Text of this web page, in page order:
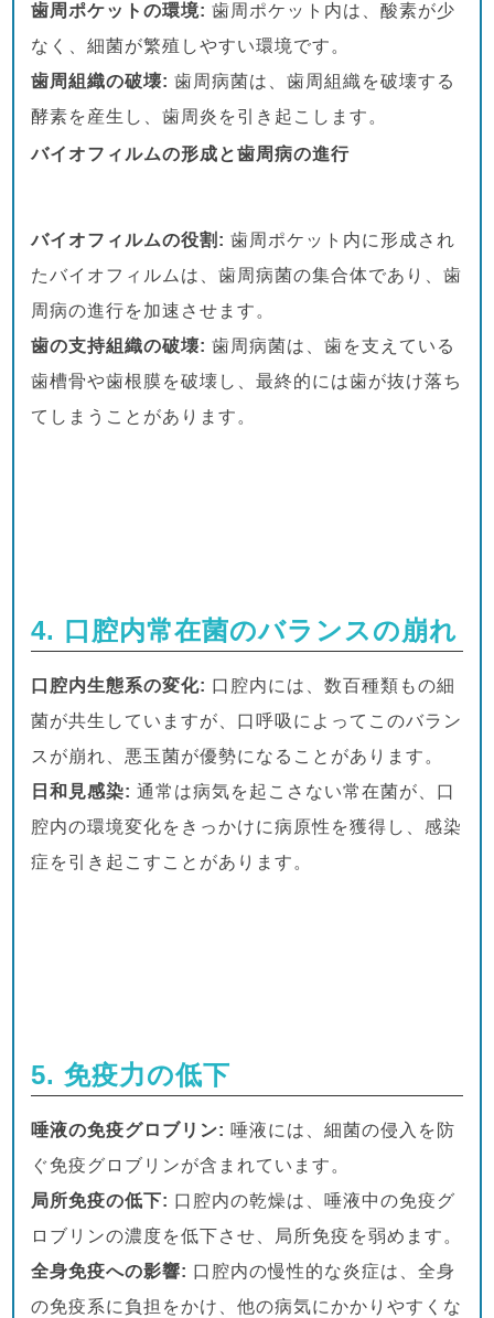
歯周ポケットの環境: 歯周ポケット内は、酸素が少
なく、細菌が繁殖しやすい環境です。
歯周組織の破壊: 歯周病菌は、歯周組織を破壊する
酵素を産生し、歯周炎を引き起こします。
バイオフィルムの形成と歯周病の進行
バイオフィルムの役割: 歯周ポケット内に形成され
たバイオフィルムは、歯周病菌の集合体であり、歯
周病の進行を加速させます。
歯の支持組織の破壊: 歯周病菌は、歯を支えている
歯槽骨や歯根膜を破壊し、最終的には歯が抜け落ち
てしまうことがあります。
4. 口腔内常在菌のバランスの崩れ
口腔内生態系の変化: 口腔内には、数百種類もの細
菌が共生していますが、口呼吸によってこのバラン
スが崩れ、悪玉菌が優勢になることがあります。
日和見感染: 通常は病気を起こさない常在菌が、口
腔内の環境変化をきっかけに病原性を獲得し、感染
症を引き起こすことがあります。
5. 免疫力の低下
唾液の免疫グロブリン: 唾液には、細菌の侵入を防
ぐ免疫グロブリンが含まれています。
局所免疫の低下: 口腔内の乾燥は、唾液中の免疫グ
ロブリンの濃度を低下させ、局所免疫を弱めます。
全身免疫への影響: 口腔内の慢性的な炎症は、全身
の免疫系に負担をかけ、他の病気にかかりやすくな